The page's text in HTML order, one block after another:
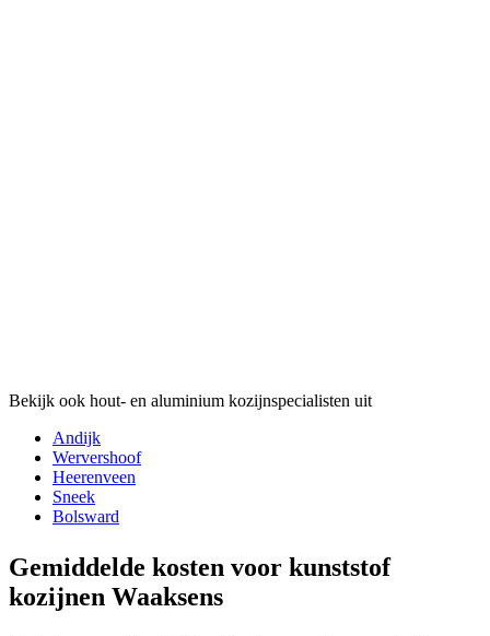
Bekijk ook hout- en aluminium kozijnspecialisten uit
Andijk
Wervershoof
Heerenveen
Sneek
Bolsward
Gemiddelde kosten voor kunststof
kozijnen Waaksens